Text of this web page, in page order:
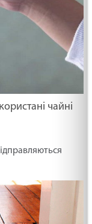
чайні